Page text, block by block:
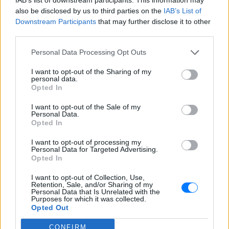
also be disclosed by us to third parties on the IAB’s List of
Downstream Participants that may further disclose it to other
Personal Data Processing Opt Outs
I want to opt-out of the Sharing of my
personal data.
Opted In
I want to opt-out of the Sale of my
Personal Data.
Opted In
I want to opt-out of processing my
Personal Data for Targeted Advertising.
Opted In
I want to opt-out of Collection, Use,
Retention, Sale, and/or Sharing of my
Personal Data that Is Unrelated with the
Purposes for which it was collected.
Opted Out
CONFIRM
ΔΕΙΤΕ ΕΠΙΣΗΣ
ΣΤΗΝ ΙΔΙΑ ΚΑΤΗΓΟΡΙΑ
2026‑2027: Ποια ΑΦΜ
υποβάλλουν αιτήσεις σήμερα
ξέρετε
στις 21 Αυγούστου 2026, με επιδότηση
έως 600 ευρώ ανάλογα με την κατηγορία
δικαιούχου και την περίοδο διαμονής.
4χρονος στην Πάρο:
Ανθρωποκτονία από αμέλεια
στο beach bar ‑ Τι έδειξε η
έρευνα